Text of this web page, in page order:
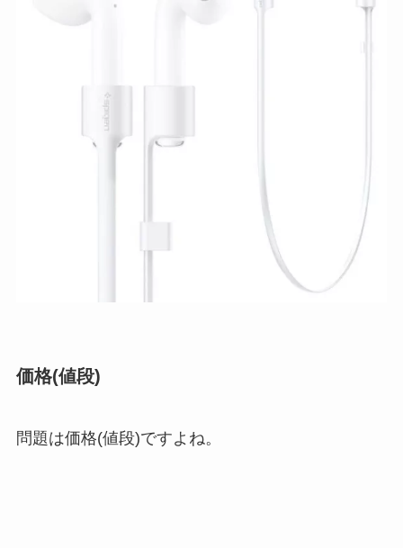
価格(値段)
問題は価格(値段)ですよね。